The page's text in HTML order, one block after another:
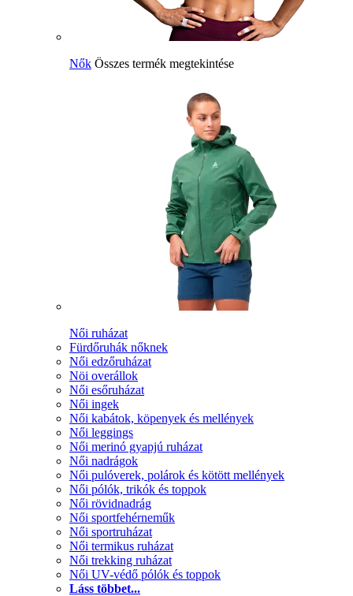
Nők Összes termék megtekintése
Női ruházat
Fürdőruhák nőknek
Női edzőruházat
Nöi overállok
Női esőruházat
Női ingek
Női kabátok, köpenyek és mellények
Női leggings
Női merinó gyapjú ruházat
Női nadrágok
Női pulóverek, polárok és kötött mellények
Női pólók, trikók és toppok
Női rövidnadrág
Női sportfehérneműk
Női sportruházat
Női termikus ruházat
Női trekking ruházat
Női UV-védő pólók és toppok
Láss többet...